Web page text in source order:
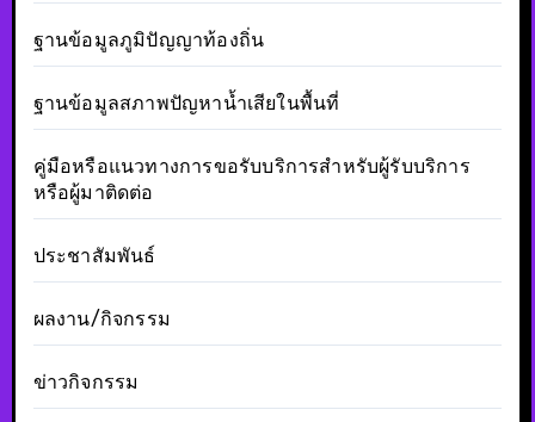
ฐานข้อมูลภูมิปัญญาท้องถิ่น
ฐานข้อมูลสภาพปัญหาน้ำเสียในพื้นที่
คู่มือหรือแนวทางการขอรับบริการสำหรับผู้รับบริการ
หรือผู้มาติดต่อ
ประชาสัมพันธ์
ผลงาน/กิจกรรม
ข่าวกิจกรรม